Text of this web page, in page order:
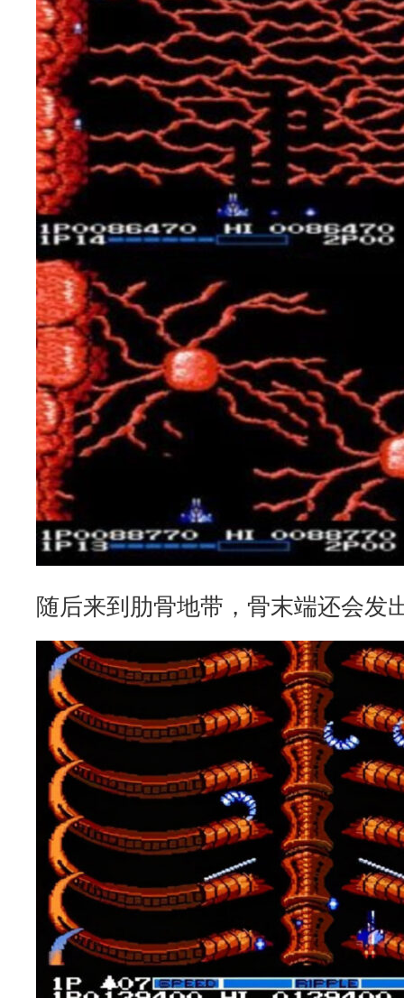
随后来到肋骨地带，骨末端还会发